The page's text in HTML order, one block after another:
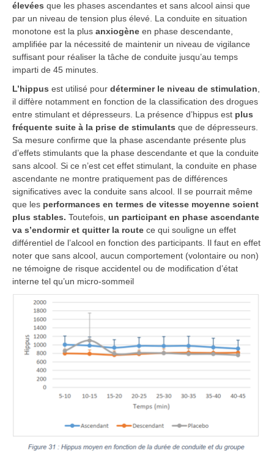
élevées que les phases ascendantes et sans alcool ainsi que
par un niveau de tension plus élevé. La conduite en situation
monotone est la plus anxiogène en phase descendante,
amplifiée par la nécessité de maintenir un niveau de vigilance
suffisant pour réaliser la tâche de conduite jusqu’au temps
imparti de 45 minutes.
L’hippus est utilisé pour déterminer le niveau de stimulation
il diffère notamment en fonction de la classification des drogues
entre stimulant et dépresseurs. La présence d’hippus est plus
fréquente suite à la prise de stimulants que de dépresseurs.
Sa mesure confirme que la phase ascendante présente plus
d’effets stimulants que la phase descendante et que la conduite
sans alcool. Si ce n’est cet effet stimulant, la conduite en phase
ascendante ne montre pratiquement pas de différences
significatives avec la conduite sans alcool. Il se pourrait même
que les performances en termes de vitesse moyenne soient
plus stables. Toutefois, un participant en phase ascendante
va s’endormir et quitter la route ce qui souligne un effet
différentiel de l’alcool en fonction des participants. Il faut en effet
noter que sans alcool, aucun comportement (volontaire ou non)
ne témoigne de risque accidentel ou de modification d’état
interne tel qu’un micro-sommeil